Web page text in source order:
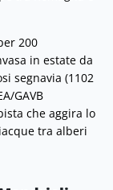
200
in estate da
segnavia (1102
GAVB
che aggira lo
tra alberi